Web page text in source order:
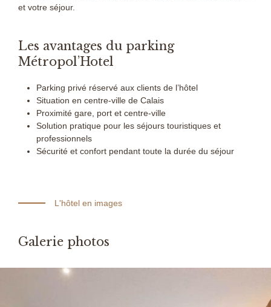
et votre séjour.
Les avantages du parking
Métropol’Hotel
Parking privé réservé aux clients de l’hôtel
Situation en centre-ville de Calais
Proximité gare, port et centre-ville
Solution pratique pour les séjours touristiques et
professionnels
Sécurité et confort pendant toute la durée du séjour
L'hôtel en images
Galerie photos